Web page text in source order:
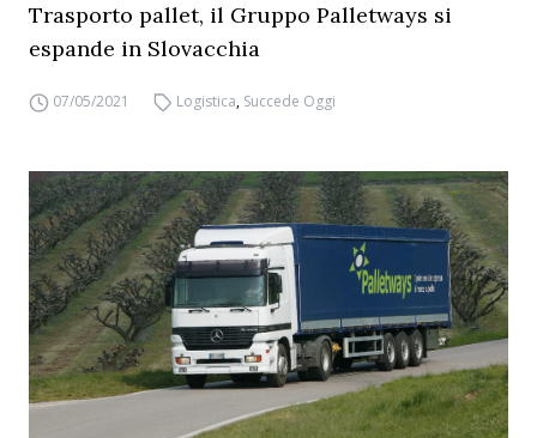
Trasporto pallet, il Gruppo Palletways si
espande in Slovacchia
07/05/2021 Logistica, Succede Oggi